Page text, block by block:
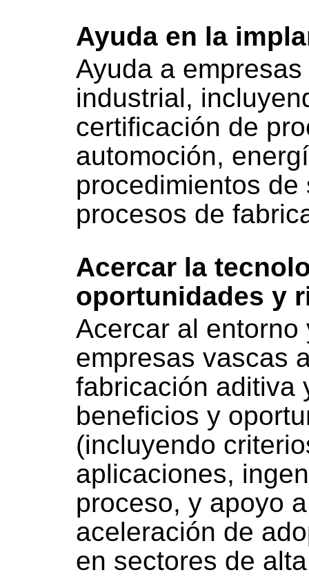
Ayuda en la
Ayuda a
industrial,
certificación de
automoción,
procedimientos
procesos de
Acercar la
oportunidades y
Acercar al
empresas vascas
fabricación aditiva
beneficios y
(incluyendo
aplicaciones,
proceso, y apoyo
aceleración de
en sectores de